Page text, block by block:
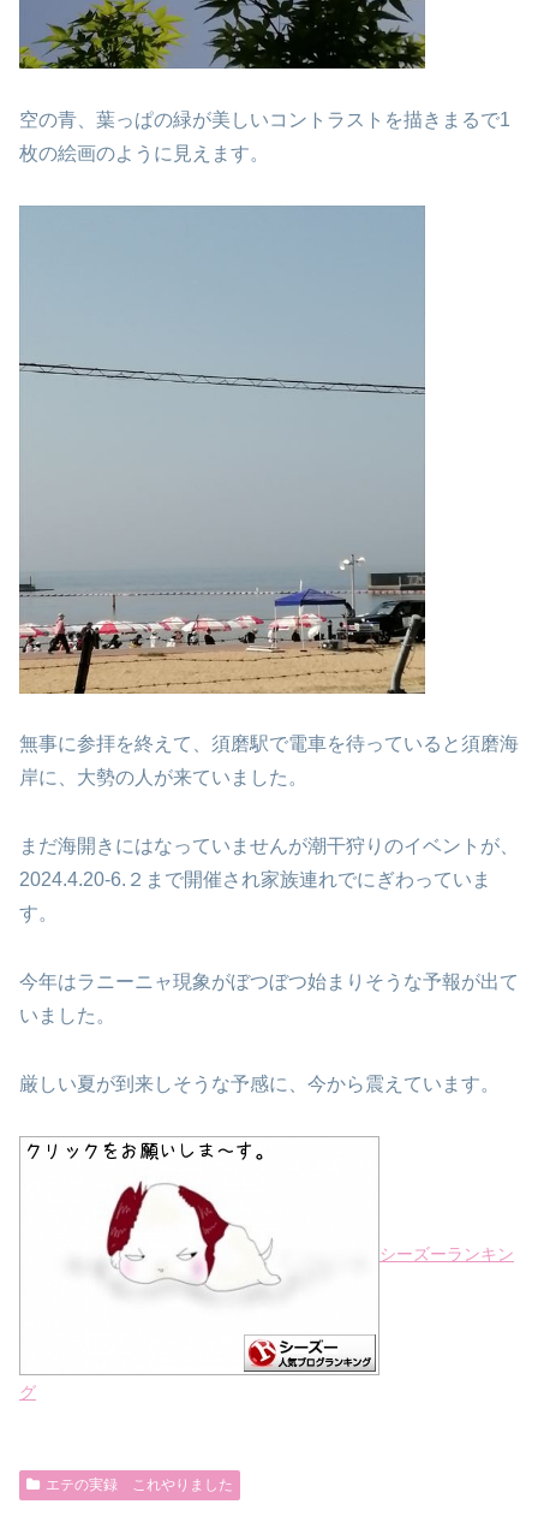
空の青、葉っぱの緑が美しいコントラストを描き まるで1
枚の絵画のように見えます。
無事に参拝を終えて、須磨駅で電車を待っていると 須磨海
岸に、大勢の人が来ていました。
まだ海開きにはなっていませんが潮干狩りのイベントが、
2024.4.20-6.２まで開催され家族連れでにぎわっていま
す。
今年はラニーニャ現象がぼつぼつ始まりそうな予報が出て
いました。
厳しい夏が到来しそうな予感に、今から震えています。
シーズーランキン
グ
エテの実録 これやりました